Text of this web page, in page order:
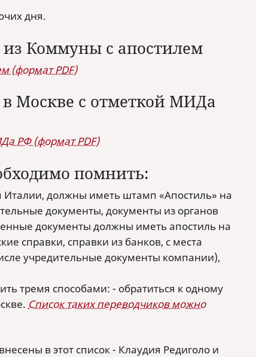
дня.
Коммуны с апостилем
(формат PDF)
Москве с отметкой МИДа
РФ (формат PDF)
помнить:
Италии, должны иметь штамп «Апостиль» на
документы, документы из органов
документы должны иметь апостиль на
справки, справки из банков, с места
учредительные документы компании),
тремя способами: - обратиться к одному
Список таких переводчиков можно
в этот список - Клаудия Редиголо и